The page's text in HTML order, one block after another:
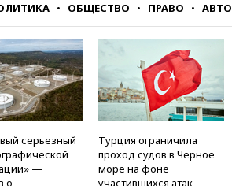
ОБЩЕСТВО ПРАВО АВТО
серьезный
—
о
Турция ограничила
проход судов в Черное
море на фоне
участившихся атак